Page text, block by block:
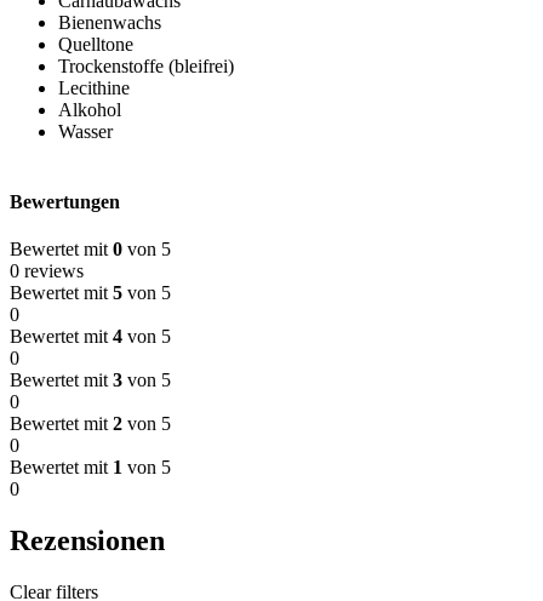
Bienenwachs
Quelltone
Trockenstoffe (bleifrei)
Lecithine
Alkohol
Wasser
Bewertungen
Bewertet mit 0 von 5
0 reviews
Bewertet mit 5 von 5
0
Bewertet mit 4 von 5
0
Bewertet mit 3 von 5
0
Bewertet mit 2 von 5
0
Bewertet mit 1 von 5
0
Rezensionen
Clear filters